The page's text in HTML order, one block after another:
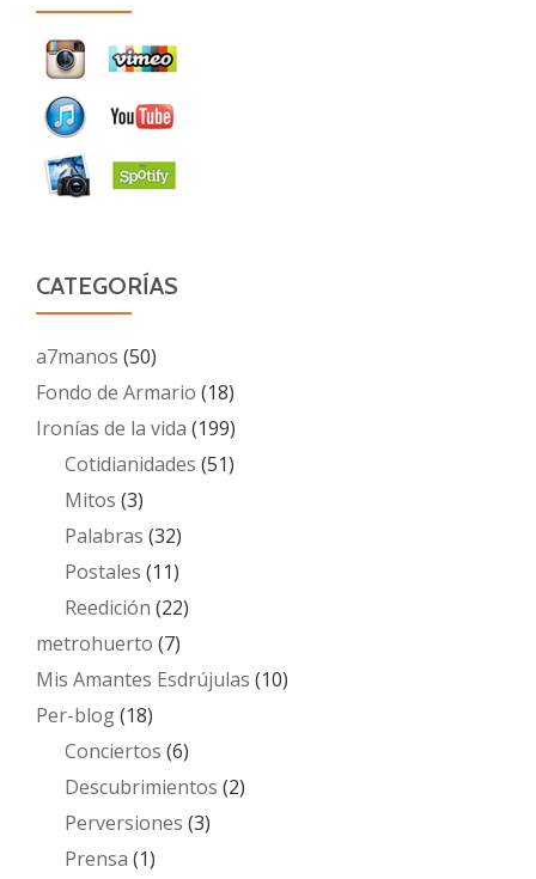
CATEGORÍAS
a7manos (50)
Fondo de Armario (18)
Ironías de la vida (199)
Cotidianidades (51)
Mitos (3)
Palabras (32)
Postales (11)
Reedición (22)
metrohuerto (7)
Mis Amantes Esdrújulas (10)
Per-blog(18)
Conciertos (6)
Descubrimientos (2)
Perversiones (3)
Prensa (1)